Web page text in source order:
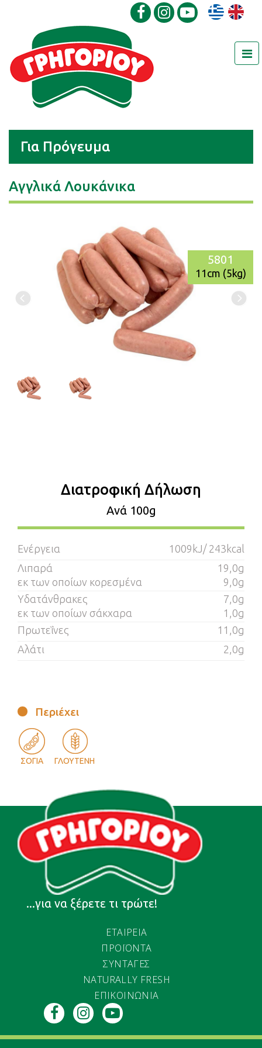
Για Πρόγευμα
Αγγλικά Λουκάνικα
5801
11cm (5kg)
Διατροφική Δήλωση
Aνά 100g
Ενέργεια
1009kJ/ 243kcal
Λιπαρά
19,0g
εκ των οποίων κορεσμένα
9,0g
Υδατάνθρακες
7,0g
εκ των οποίων σάκχαρα
1,0g
Πρωτεΐνες
11,0g
Αλάτι
2,0g
Περιέχει
ΣΟΓΙΑ ΓΛΟΥΤΕΝΗ
...για να ξέρετε τι τρώτε!
ΕΤΑΙΡΕΙΑ
ΠΡΟΪΟΝΤΑ
ΣΥΝΤΑΓΕΣ
NATURALLY FRESH
ΕΠΙΚΟΙΝΩΝΙΑ